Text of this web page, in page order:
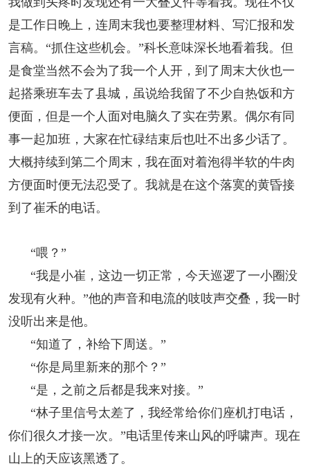
是工作日晚上，连周末我也要整理材料、写汇报和发
言稿。“抓住这些机会。”科长意味深长地看着我。但
是食堂当然不会为了我一个人开，到了周末大伙也一
起搭乘班车去了县城，虽说给我留了不少自热饭和方
便面，但是一个人面对电脑久了实在劳累。偶尔有同
事一起加班，大家在忙碌结束后也吐不出多少话了。
大概持续到第二个周末，我在面对着泡得半软的牛肉
方便面时便无法忍受了。我就是在这个落寞的黄昏接
到了崔禾的电话。
“喂？”
“我是小崔，这边一切正常，今天巡逻了一小圈没
发现有火种。”他的声音和电流的吱吱声交叠，我一时
没听出来是他。
“知道了，补给下周送。”
“你是局里新来的那个？”
“是，之前之后都是我来对接。”
“林子里信号太差了，我经常给你们座机打电话，
你们很久才接一次。”电话里传来山风的呼啸声。现在
山上的天应该黑透了。